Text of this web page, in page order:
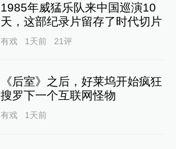
1985年威猛乐队来中国巡演10
天，这部纪录片留存了时代切片
有戏 1天前 21评
《后室》之后，好莱坞开始疯狂
搜罗下一个互联网怪物
有戏 1天前